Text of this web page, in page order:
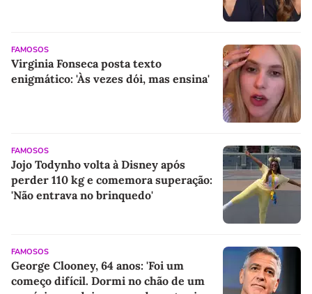
FAMOSOS
Virginia Fonseca posta texto
enigmático: 'Às vezes dói, mas ensina'
FAMOSOS
Jojo Todynho volta à Disney após
perder 110 kg e comemora superação:
'Não entrava no brinquedo'
FAMOSOS
George Clooney, 64 anos: 'Foi um
começo difícil. Dormi no chão de um